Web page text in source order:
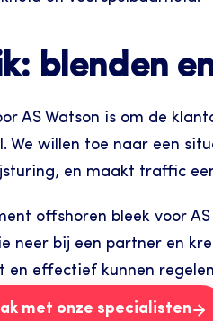
blenden
AS Watson is om de
We willen toe naar een
en maakt traffic
offshoren bleek voor
neer bij een partner en
effectief kunnen
met onze specialisten